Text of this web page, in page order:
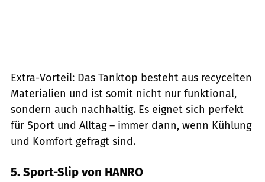
Extra-Vorteil: Das Tanktop besteht aus recycelten
Materialien und ist somit nicht nur funktional,
sondern auch nachhaltig. Es eignet sich perfekt
für Sport und Alltag – immer dann, wenn Kühlung
und Komfort gefragt sind.
5. Sport-Slip von HANRO